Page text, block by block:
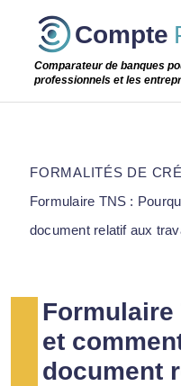
Passer
étape
Compte
Comparateur de banques
professionnels et les
Formulaire
et
document
FORMALITÉS DE
Formulaire TNS :
document relatif aux